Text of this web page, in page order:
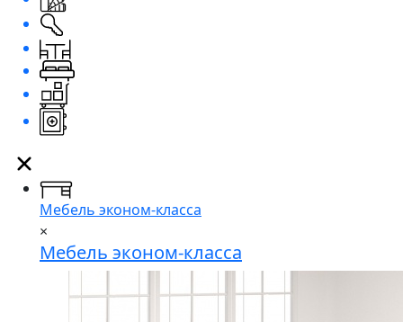
Мебель эконом-класса
×
Мебель эконом-класса